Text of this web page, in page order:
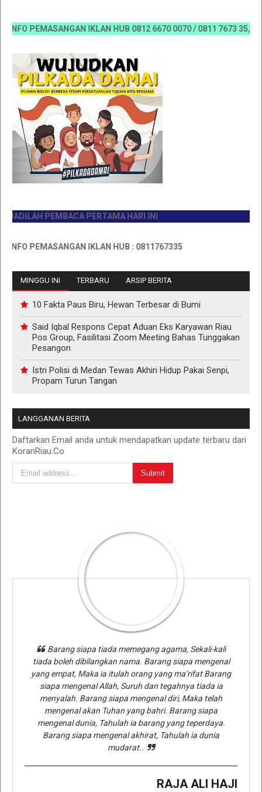
PEMASANGAN IKLAN HUB 0812 6670 0070 / 0811 7673 35,
PEMBACA PERTAMA HARI INI
PEMASANGAN IKLAN HUB : 0811767335
MINGGU INI TERBARU ARSIP BERITA
10 Fakta Paus Biru, Hewan Terbesar di Bumi
Said Iqbal Respons Cepat Aduan Eks Karyawan Riau
Pos Group, Fasilitasi Zoom Meeting Bahas Tunggakan
Pesangon
Istri Polisi di Medan Tewas Akhiri Hidup Pakai Senpi,
Propam Turun Tangan
LANGGANAN BERITA
Daftarkan Email anda untuk mendapatkan update terbaru dari
KoranRiau.Co
Barang siapa tiada memegang agama, Sekali-kali
tiada boleh dibilangkan nama. Barang siapa mengenal
yang empat, Maka ia itulah orang yang ma’rifat Barang
siapa mengenal Allah, Suruh dan tegahnya tiada ia
menyalah. Barang siapa mengenal diri, Maka telah
mengenal akan Tuhan yang bahri. Barang siapa
mengenal dunia, Tahulah ia barang yang teperdaya.
Barang siapa mengenal akhirat, Tahulah ia dunia
mudarat..
RAJA ALI HAJI